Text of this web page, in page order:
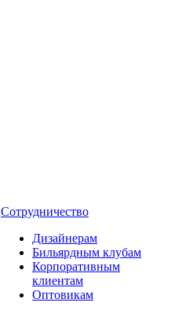
Сотрудничество
Дизайнерам
Бильярдным клубам
Корпоративным
клиентам
Оптовикам